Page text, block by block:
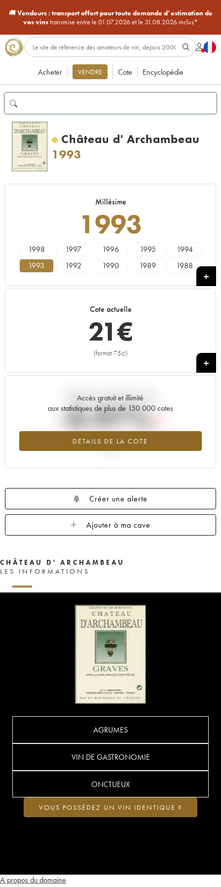
🚚Vendeurs : transport offert pour toute demande d’estimation de
vos vinstransmise entre le 01.07.2026 et le 31.08.2026 inclus*
Acheter VENDRE Cote Encyclopédie
Château d' Archambeau
1993
Millésime
1993
1998 1997 1996 1995
1994
1993
1992 1990 1989
1988
Cote actuelle
21€
(format 75cl)
+
Accès gratuit et illimité
aux statistiques de plus de 150 000 cotes
DÉTAILS DE LA COTE
Tendance actuelle de la cote
-0.97%
Tendance à la baisse du millésime 1993 en 2026 par rapport à
Créer une alerte
Ajouter à ma cave
CHÂTEAU D' ARCHAMBEAU
LES INFORMATIONS
A propos du domaine
AGRUMES
VIN DE GASTRONOMIE
ONCTUEUX
VOUS POSSÉDEZ UN VIN IDENTIQUE ?